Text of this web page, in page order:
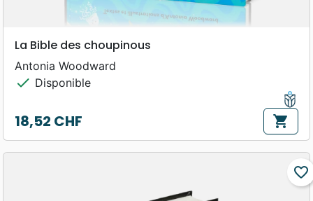
La Bible des choupinous
Antonia Woodward
check Disponible
Prix
18,52 CHF shopping_cart
favorite_border